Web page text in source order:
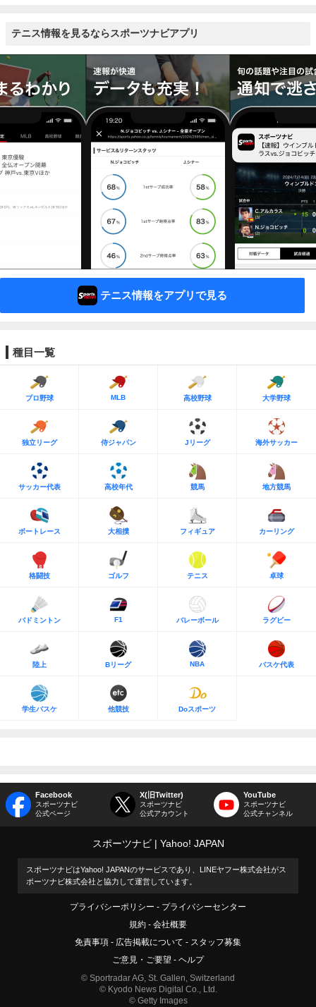
テニス情報を見るならスポーツナビアプリ
テニス情報をアプリで見る
種目一覧
プロ野球 MLB 高校野球 大学野球
独立リーグ 侍ジャパン Jリーグ 海外サッカー
サッカー代表 高校年代 競馬 地方競馬
ボートレース 大相撲 フィギュア カーリング
格闘技 ゴルフ テニス 卓球
バドミントン F1 バレーボール ラグビー
陸上 Bリーグ NBA バスケ代表
学生バスケ 他競技 Doスポーツ
Facebook
スポーツナビ
公式ページ
X(旧Twitter)
スポーツナビ
公式アカウント
YouTube
スポーツナビ
公式チャンネル
スポーツナビ Yahoo! JAPAN
スポーツナビはYahoo! JAPANのサービスであり、LINEヤフー株式会社がス
ポーツナビ株式会社と協力して運営しています。
プライバシーポリシー
プライバシーセンター
規約
会社概要
免責事項
広告掲載について
スタッフ募集
ご意見・ご要望
ヘルプ
© Sportradar AG, St. Gallen, Switzerland
© Kyodo News Digital Co., Ltd.
© Getty Images